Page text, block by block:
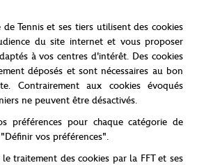
de Tennis et ses tiers utilisent des cookies
du site internet et vous proposer
à vos centres d'intérêt. Des cookies
déposés et sont nécessaires au bon
Contrairement aux cookies évoqués
ne peuvent être désactivés.
préférences pour chaque catégorie de
vos préférences".
traitement des cookies par la FFT et ses